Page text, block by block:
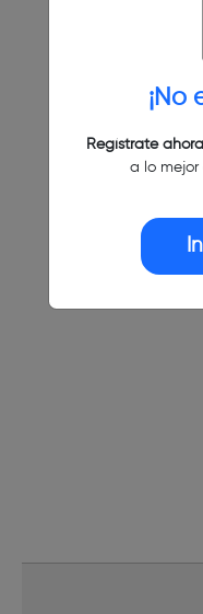
¡No
Regístrate ahora
a lo mejor